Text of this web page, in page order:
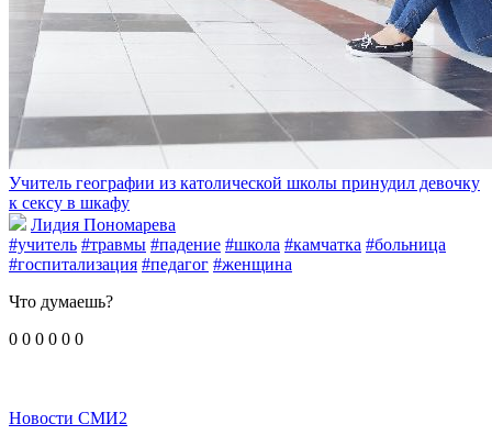
Учитель географии из католической школы принудил девочку
к сексу в шкафу
Лидия Пономарева
#учитель #травмы #падение #школа #камчатка #больница
#госпитализация #педагог #женщина
Что думаешь?
0 0 0 0 0 0
Новости СМИ2